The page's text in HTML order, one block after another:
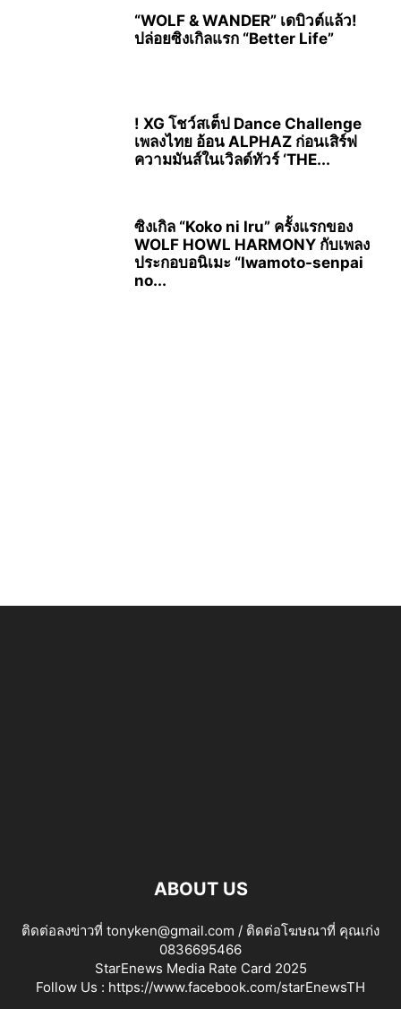
“WOLF & WANDER” เดบิวต์แล้ว!
ปล่อยซิงเกิลแรก “Better Life”
! XG โชว์สเต็ป Dance Challenge
เพลงไทย อ้อน ALPHAZ ก่อนเสิร์ฟ
ความมันส์ในเวิลด์ทัวร์ ‘THE...
ซิงเกิล “Koko ni Iru” ครั้งแรกของ
WOLF HOWL HARMONY กับเพลง
ประกอบอนิเมะ “Iwamoto-senpai
no...
ABOUT US
ติดต่อลงข่าวที่ tonyken@gmail.com / ติดต่อโฆษณาที่ คุณเก่ง
0836695466
StarEnews Media Rate Card 2025
Follow Us : https://www.facebook.com/starEnewsTH